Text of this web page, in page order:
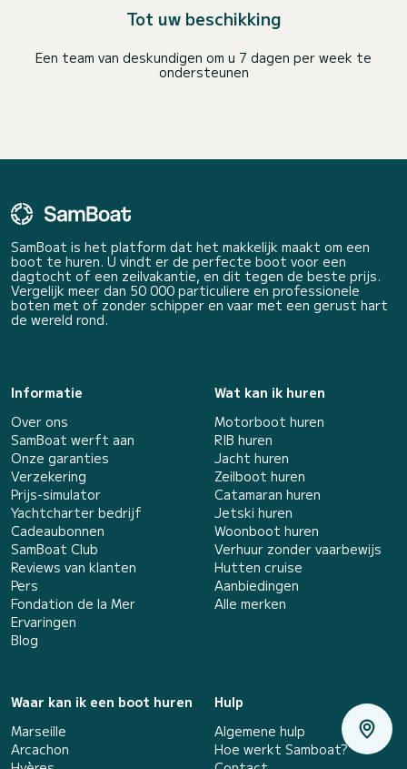
Tot uw beschikking
Een team van deskundigen om u 7 dagen per week te
ondersteunen
SamBoat is het platform dat het makkelijk maakt om een
boot te huren. U vindt er de perfecte boot voor een
dagtocht of een zeilvakantie, en dit tegen de beste prijs.
Vergelijk meer dan 50 000 particuliere en professionele
boten met of zonder schipper en vaar met een gerust hart
de wereld rond.
Informatie
Over ons
SamBoat werft aan
Onze garanties
Verzekering
Prijs-simulator
Yachtcharter bedrijf
Cadeaubonnen
SamBoat Club
Reviews van klanten
Pers
Fondation de la Mer
Ervaringen
Blog
Wat kan ik huren
Motorboot huren
RIB huren
Jacht huren
Zeilboot huren
Catamaran huren
Jetski huren
Woonboot huren
Verhuur zonder vaarbewijs
Hutten cruise
Aanbiedingen
Alle merken
Waar kan ik een boot huren
Marseille
Arcachon
Hulp
Algemene hulp
Hoe werkt Samboat?